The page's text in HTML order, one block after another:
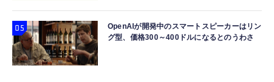
OpenAIが開発中のスマートスピーカーはリン
グ型、価格300～400ドルになるとのうわさ